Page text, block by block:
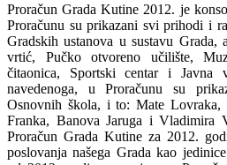
Proračun Grada Kutine 2012. je
Proračunu su prikazani svi prihodi i
Gradskih ustanova u sustavu
vrtić, Pučko otvoreno učilište,
čitaonica, Sportski centar i Javna
navedenoga, u Proračunu su
Osnovnih škola, i to: Mate Lovraka,
Franka, Banova Jaruga i Vladimira
Proračun Grada Kutine za 2012.
poslovanja našega Grada kao